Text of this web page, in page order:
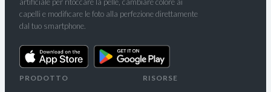
capelli e modificare le foto alla perfezione direttamente
dal tuo smartphone.
PRODOTTO RISORSE